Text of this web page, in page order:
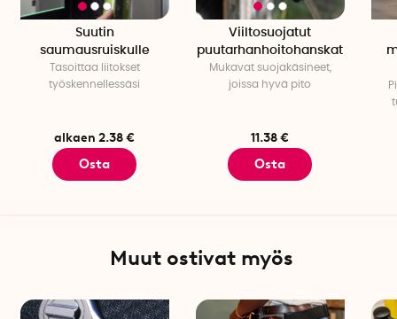
Suutin
saumausruiskulle
Tasoittaa liitokset
työskennellessäsi
alkaen 2.38 €
Osta
Viiltosuojatut
puutarhanhoitohanskat
Mukavat suojakäsineet,
joissa hyvä pito
11.38 €
Osta
Muut ostivat myös